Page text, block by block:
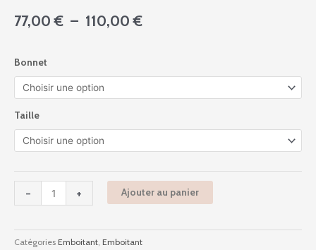
77,00€ – 110,00€Plage
à
110,00 €
Bonnet
Taille
-
de
0163424
-
Disah
-
130
+ Ajouter au panier
Catégories Emboitant, Emboitant